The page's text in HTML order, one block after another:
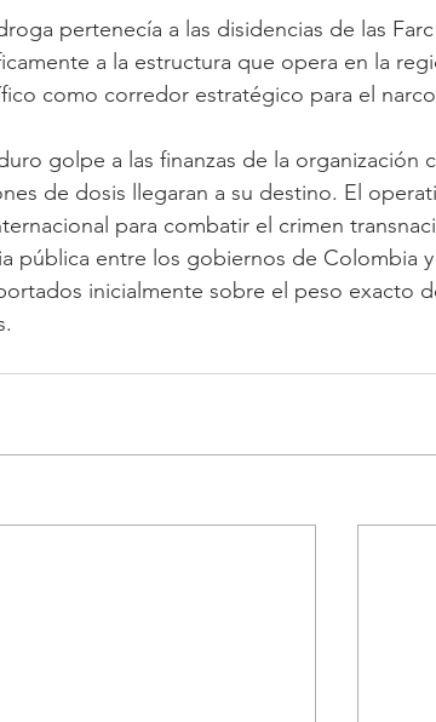
pertenecía a las disidencias de las
a la estructura que opera en la
como corredor estratégico para el
golpe a las finanzas de la organización
de dosis llegaran a su destino. El
para combatir el crimen
pública entre los gobiernos de Colombia
inicialmente sobre el peso exacto